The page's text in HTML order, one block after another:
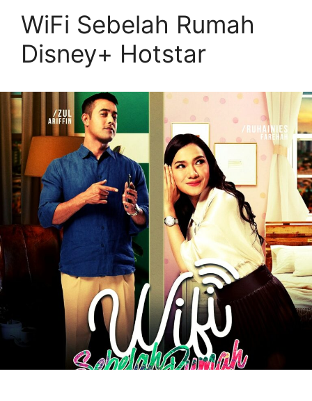
WiFi Sebelah Rumah
Disney+ Hotstar